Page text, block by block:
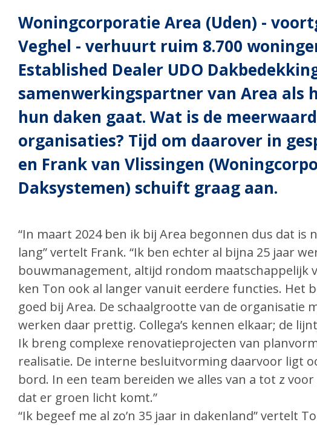
Woningcorporatie Area (Uden) -
Veghel - verhuurt ruim 8.700
Established Dealer UDO
samenwerkingspartner van Area als
hun daken gaat. Wat is de
organisaties? Tijd om daarover in
en Frank van Vlissingen
Daksystemen) schuift graag aan.
“In maart 2024 ben ik bij Area begonnen dus dat is
lang” vertelt Frank. “Ik ben echter al bijna 25 jaar
bouwmanagement, altijd rondom maatschappelijk
ken Ton ook al langer vanuit eerdere functies. Het
goed bij Area. De schaalgrootte van de organisatie
werken daar prettig. Collega’s kennen elkaar; de
Ik breng complexe renovatieprojecten van
realisatie. De interne besluitvorming daarvoor ligt
bord. In een team bereiden we alles van a tot z
dat er groen licht komt.”
“Ik begeef me al zo’n 35 jaar in dakenland” vertelt